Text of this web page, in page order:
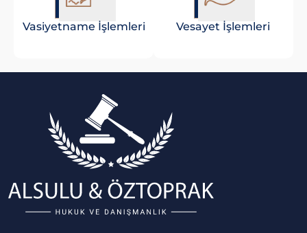
Vasiyetname İşlemleri Vesayet İşlemleri